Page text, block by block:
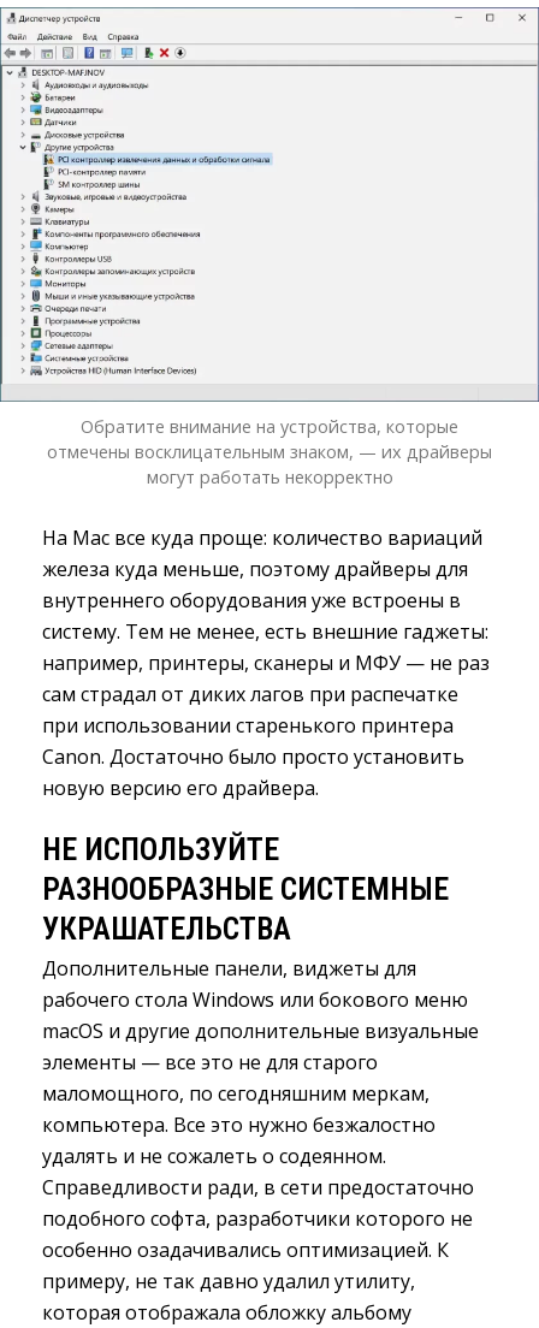
Обратите внимание на устройства, которые
отмечены восклицательным знаком, — их драйверы
могут работать некорректно
На Mac все куда проще: количество вариаций
железа куда меньше, поэтому драйверы для
внутреннего оборудования уже встроены в
систему. Тем не менее, есть внешние гаджеты:
например, принтеры, сканеры и МФУ — не раз
сам страдал от диких лагов при распечатке
при использовании старенького принтера
Canon. Достаточно было просто установить
новую версию его драйвера.
НЕ ИСПОЛЬЗУЙТЕ
РАЗНООБРАЗНЫЕ СИСТЕМНЫЕ
УКРАШАТЕЛЬСТВА
Дополнительные панели, виджеты для
рабочего стола Windows или бокового меню
macOS и другие дополнительные визуальные
элементы — все это не для старого
маломощного, по сегодняшним меркам,
компьютера. Все это нужно безжалостно
удалять и не сожалеть о содеянном.
Справедливости ради, в сети предостаточно
подобного софта, разработчики которого не
особенно озадачивались оптимизацией. К
примеру, не так давно удалил утилиту,
которая отображала обложку альбому